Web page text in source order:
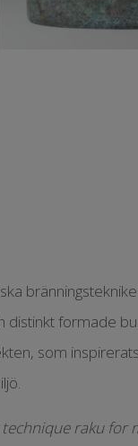
formade
som
raku for